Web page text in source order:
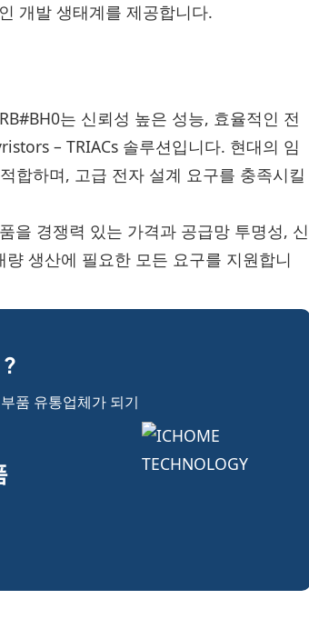
개발 생태계를 제공합니다.
는 신뢰성 높은 성능, 효율적인 전
– TRIACs 솔루션입니다. 현대의 임
합하며, 고급 전자 설계 요구를 충족시킬
을 경쟁력 있는 가격과 공급망 투명성, 신
생산에 필요한 모든 요구를 지원합니
품 유통업체가 되기